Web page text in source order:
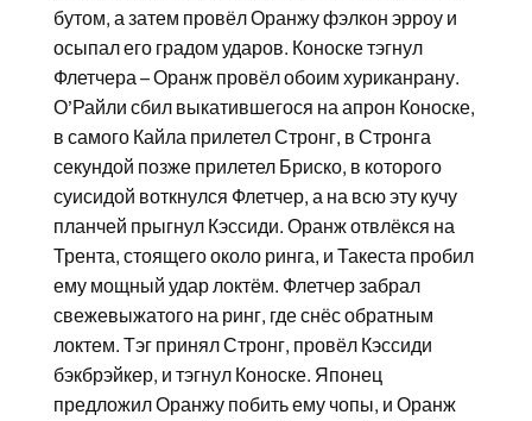
бутом, а затем провёл Оранжу фэлкон эрроу и
осыпал его градом ударов. Коноске тэгнул
Флетчера – Оранж провёл обоим хуриканрану.
О’Райли сбил выкатившегося на апрон Коноске,
в самого Кайла прилетел Стронг, в Стронга
секундой позже прилетел Бриско, в которого
суисидой воткнулся Флетчер, а на всю эту кучу
планчей прыгнул Кэссиди. Оранж отвлёкся на
Трента, стоящего около ринга, и Такеста пробил
ему мощный удар локтём. Флетчер забрал
свежевыжатого на ринг, где снёс обратным
локтем. Тэг принял Стронг, провёл Кэссиди
бэкбрэйкер, и тэгнул Коноске. Японец
предложил Оранжу побить ему чопы, и Оранж